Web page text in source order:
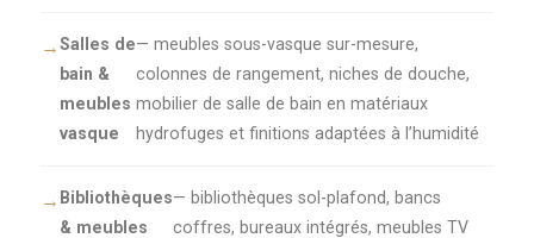
Salles de
bain &
meubles
vasque
— meubles sous-vasque sur-mesure,
colonnes de rangement, niches de douche,
mobilier de salle de bain en matériaux
hydrofuges et finitions adaptées à l’humidité
Bibliothèques
& meubles
— bibliothèques sol-plafond, bancs
coffres, bureaux intégrés, meubles TV